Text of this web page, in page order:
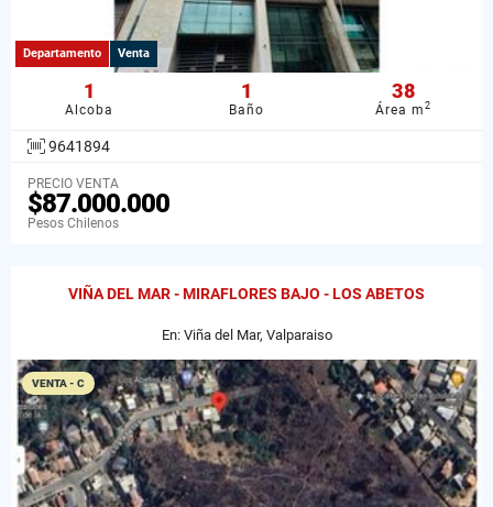
Departamento Venta
1
Alcoba
1
Baño
38
Área m2
9641894
PRECIO VENTA
$87.000.000
Pesos Chilenos
VIÑA DEL MAR - MIRAFLORES BAJO - LOS ABETOS
En: Viña del Mar, Valparaiso
VENTA - C